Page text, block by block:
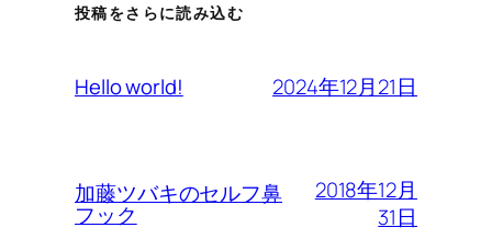
投稿をさらに読み込む
Hello world! 2024年12月21日
加藤ツバキのセルフ鼻
フック
2018年12月
31日